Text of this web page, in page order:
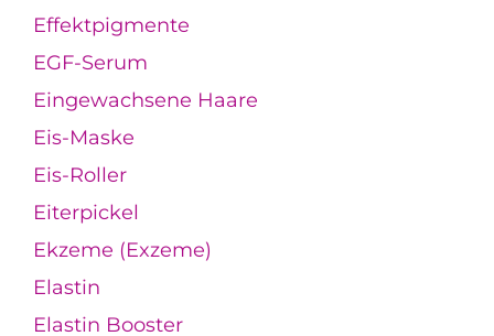
Effektpigmente
EGF-Serum
Eingewachsene Haare
Eis-Maske
Eis-Roller
Eiterpickel
Ekzeme (Exzeme)
Elastin
Elastin Booster